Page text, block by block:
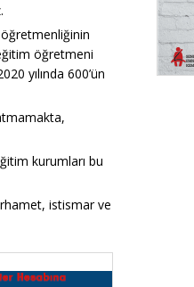
öğretmeni
yılında 600’ün
kurumları bu
istismar ve